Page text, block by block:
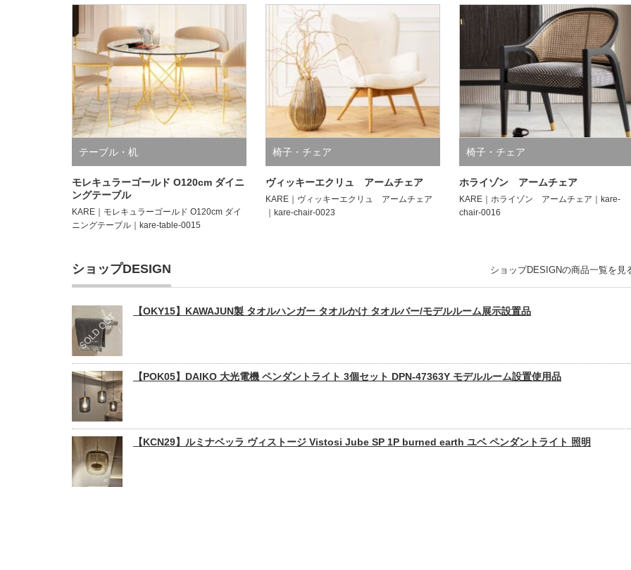
テーブル・机
モレキュラーゴールド O120cm ダイニ
ングテーブル
KARE｜モレキュラーゴールド O120cm ダイ
ニングテーブル｜kare-table-0015
椅子・チェア
ヴィッキーエクリュ アームチェア
KARE｜ヴィッキーエクリュ アームチェア
｜kare-chair-0023
椅子・チェア
ホライゾン アームチェア
KARE｜ホライゾン アームチェア｜kare-
chair-0016
ショップDESIGN
【OKY15】KAWAJUN製 タオルハンガー タオルかけ タオルバー/モデルルーム展示設置品
【POK05】DAIKO 大光電機 ペンダントライト 3個セット DPN-47363Y モデルルーム設置使用品
【KCN29】ルミナベッラ ヴィストージ Vistosi Jube SP 1P burned earth ユベ ペンダントライト 照明
ショップDESIGNの商品一覧を見